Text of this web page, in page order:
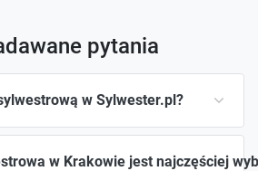
pytania
w Sylwester.pl?
w Krakowie jest najczęściej